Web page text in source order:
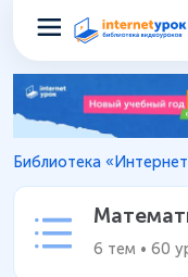
Библиотека
6 тем • 60